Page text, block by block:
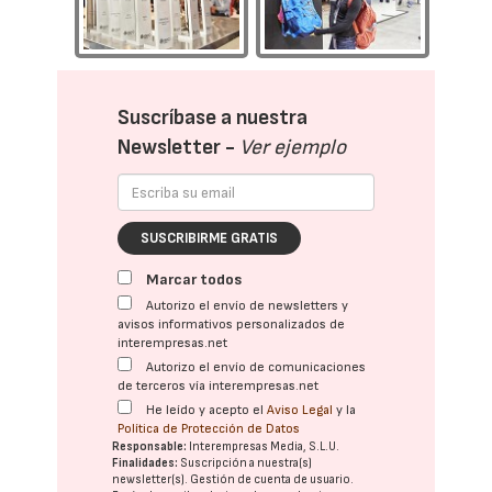
Suscríbase a nuestra
Newsletter - Ver ejemplo
SUSCRIBIRME GRATIS
Marcar todos
Autorizo el envío de newsletters y
avisos informativos personalizados de
interempresas.net
Autorizo el envío de comunicaciones
de terceros vía interempresas.net
He leído y acepto elAviso Legal y la
Política de Protección de Datos
Responsable: Interempresas Media, S.L.U.
Finalidades: Suscripción a nuestra(s)
newsletter(s). Gestión de cuenta de usuario.